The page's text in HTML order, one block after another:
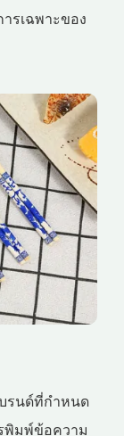
รเฉพาะของ
รนด์ที่กำหนด
พิมพ์ข้อความ